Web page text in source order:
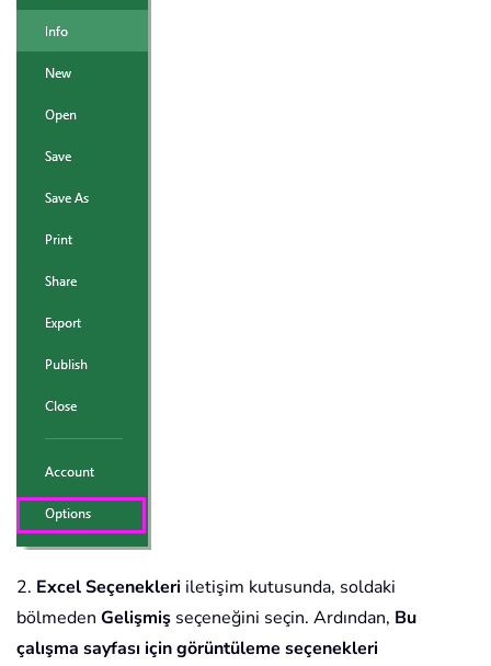
2. Excel Seçenekleri iletişim kutusunda, soldaki
bölmeden Gelişmiş seçeneğini seçin. Ardından, Bu
çalışma sayfası için görüntüleme seçenekleri